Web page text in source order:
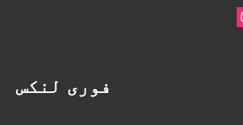
فوری لنکس